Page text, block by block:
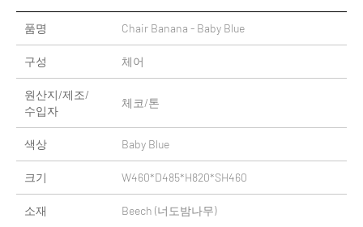
품명 Chair Banana - Baby Blue
구성 체어
원산지/제조/
수입자
체코/톤
색상 Baby Blue
크기 W460*D485*H820*SH460
소재 Beech (너도밤나무)